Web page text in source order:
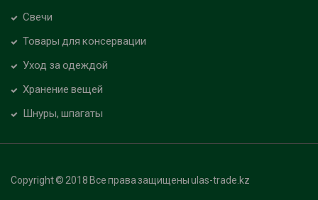
Свечи
Товары для консервации
Уход за одеждой
Хранение вещей
Шнуры, шпагаты
Copyright © 2018 Все права защищены ulas-trade.kz